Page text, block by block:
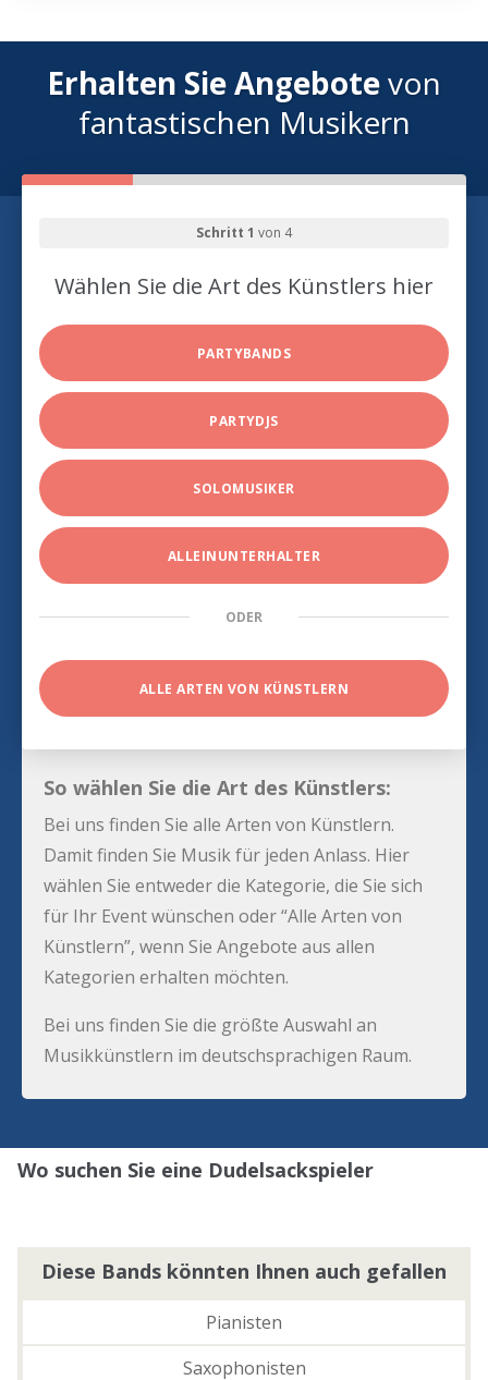
Erhalten Sie Angebotevon
fantastischen Musikern
Schritt 1 von 4
Wählen Sie die Art des Künstlers hier
PARTYBANDS
PARTYDJS
SOLOMUSIKER
ALLEINUNTERHALTER
ODER
ALLE ARTEN VON KÜNSTLERN
So wählen Sie die Art des Künstlers:
Bei uns finden Sie alle Arten von Künstlern.
Damit finden Sie Musik für jeden Anlass. Hier
wählen Sie entweder die Kategorie, die Sie sich
für Ihr Event wünschen oder “Alle Arten von
Künstlern”, wenn Sie Angebote aus allen
Kategorien erhalten möchten.
Bei uns finden Sie die größte Auswahl an
Musikkünstlern im deutschsprachigen Raum.
Wo suchen Sie eine Dudelsackspieler
Diese Bands könnten Ihnen auch gefallen
Pianisten
Saxophonisten